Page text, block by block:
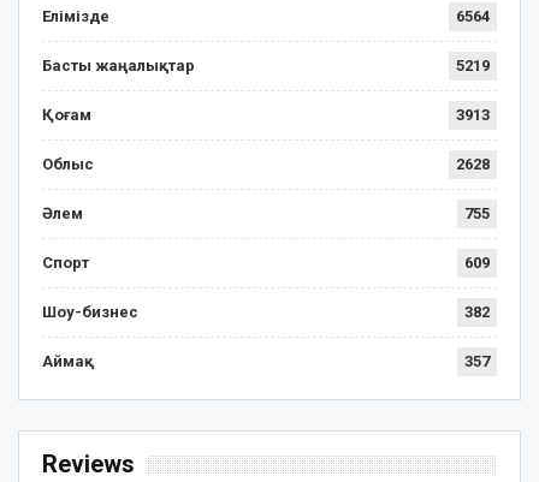
Елімізде 6564
Басты жаңалықтар 5219
Қоғам 3913
Облыс 2628
Әлем 755
Спорт 609
Шоу-бизнес 382
Аймақ 357
Reviews